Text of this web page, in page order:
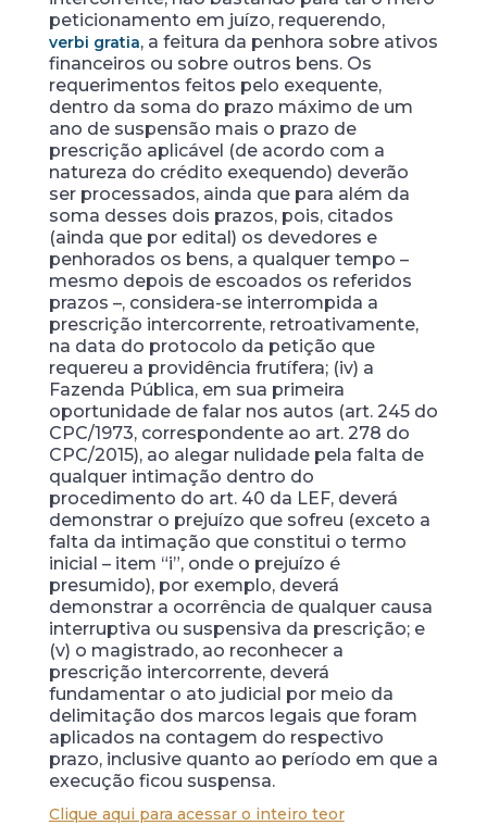
peticionamento em juízo, requerendo,
verbi gratia, a feitura da penhora sobre ativos
financeiros ou sobre outros bens. Os
requerimentos feitos pelo exequente,
dentro da soma do prazo máximo de um
ano de suspensão mais o prazo de
prescrição aplicável (de acordo com a
natureza do crédito exequendo) deverão
ser processados, ainda que para além da
soma desses dois prazos, pois, citados
(ainda que por edital) os devedores e
penhorados os bens, a qualquer tempo –
mesmo depois de escoados os referidos
prazos –, considera-se interrompida a
prescrição intercorrente, retroativamente,
na data do protocolo da petição que
requereu a providência frutífera; (iv) a
Fazenda Pública, em sua primeira
oportunidade de falar nos autos (art. 245 do
CPC/1973, correspondente ao art. 278 do
CPC/2015), ao alegar nulidade pela falta de
qualquer intimação dentro do
procedimento do art. 40 da LEF, deverá
demonstrar o prejuízo que sofreu (exceto a
falta da intimação que constitui o termo
inicial – item “i”, onde o prejuízo é
presumido), por exemplo, deverá
demonstrar a ocorrência de qualquer causa
interruptiva ou suspensiva da prescrição; e
(v) o magistrado, ao reconhecer a
prescrição intercorrente, deverá
fundamentar o ato judicial por meio da
delimitação dos marcos legais que foram
aplicados na contagem do respectivo
prazo, inclusive quanto ao período em que a
execução ficou suspensa.
Clique aqui para acessar o inteiro teor